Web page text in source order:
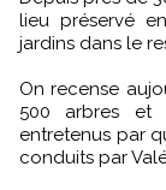
lieu préservé
jardins dans le
On recense
500 arbres et
entretenus par
conduits par